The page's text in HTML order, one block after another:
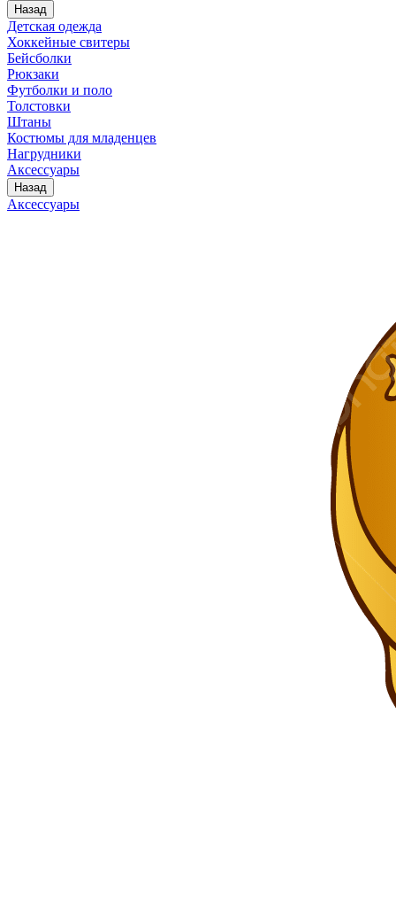
Назад
Детская одежда
Хоккейные свитеры
Бейсболки
Рюкзаки
Футболки и поло
Толстовки
Штаны
Костюмы для младенцев
Нагрудники
Аксессуары
Назад
Аксессуары